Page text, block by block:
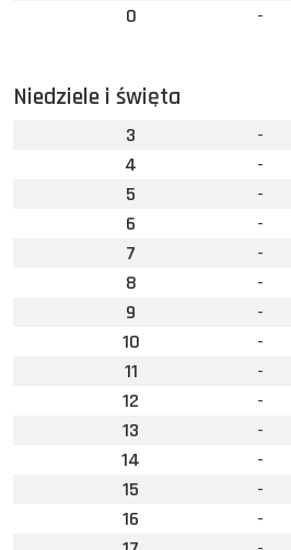
0
-
Niedziele i święta
3
-
4
-
5
-
6
-
7
-
8
-
9
-
10
-
11
-
12
-
13
-
14
-
15
-
16
-